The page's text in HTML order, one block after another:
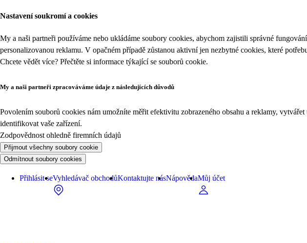
Nastavení soukromí a cookies
My a naši partneři používáme nebo ukládáme soubory cookies, abychom zajistili správné
personalizovanou reklamu. V opačném případě zůstanou aktivní jen nezbytné cookies, které
Chcete vědět více? Přečtěte si informace týkající se souborů cookie.
My a naši partneři zpracováváme údaje z následujících důvodů
Povolením souborů cookies nám umožníte měřit efektivitu zobrazeného obsahu a reklamy,
identifikovat vaše zařízení.
Zodpovědnost ohledně firemních údajů
Přijmout všechny soubory cookie
Odmítnout soubory cookies
Přihlásit seVyhledávač obchodůKontaktujte násNápovědaMůj účet